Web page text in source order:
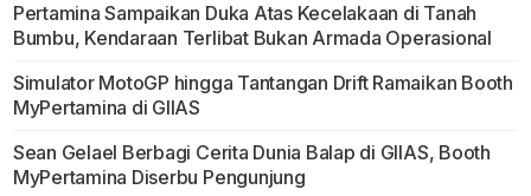
Pertamina Sampaikan Duka Atas Kecelakaan di Tanah
Bumbu, Kendaraan Terlibat Bukan Armada Operasional
Simulator MotoGP hingga Tantangan Drift Ramaikan Booth
MyPertamina di GIIAS
Sean Gelael Berbagi Cerita Dunia Balap di GIIAS, Booth
MyPertamina Diserbu Pengunjung